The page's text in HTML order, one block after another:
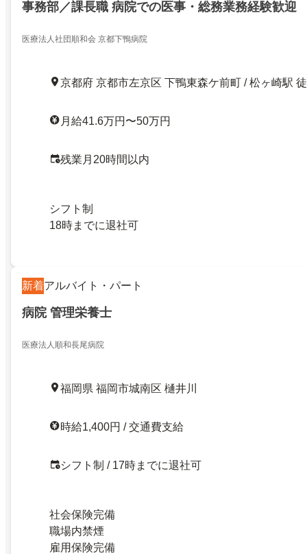
事務部／課長職 病院での医事・総務業務経験歓迎
医療法人社団順和会 京都下鴨病院
京都府 京都市左京区 下鴨東森ケ前町 / 松ヶ崎駅
月給41.6万円〜50万円
残業月20時間以内
シフト制
18時までに退社可
新着アルバイト・パート
病院 管理栄養士
医療法人順和長尾病院
福岡県 福岡市城南区 樋井川
時給1,400円 / 交通費支給
シフト制 / 17時までに退社可
社会保険完備
職場内禁煙
雇用保険完備